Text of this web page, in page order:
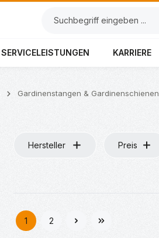
SERVICELEISTUNGEN KARRIERE
Gardinenstangen & Gardinenschienen
Hersteller Preis
Seite
1
Seite
2